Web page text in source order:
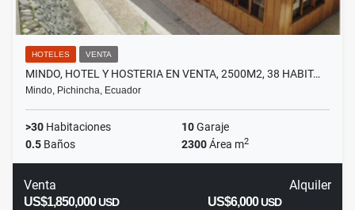
HOTELES VENTA
MINDO, HOTEL Y HOSTERIA EN VENTA, 2500M2, 38 HABIT…
Mindo, Pichincha, Ecuador
>30 Habitaciones 10Garaje
0.5 Baños 2300Área m2
Venta
US$1,850,000USD
Alquiler
US$6,000USD